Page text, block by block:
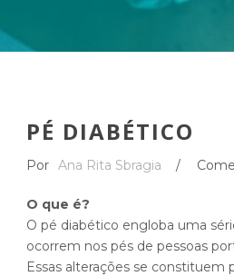
PÉ DIABÉTICO
Por Ana Rita Sbragia /
O que é?
O pé diabético engloba uma
ocorrem nos pés de pessoas
Essas alterações se constituem